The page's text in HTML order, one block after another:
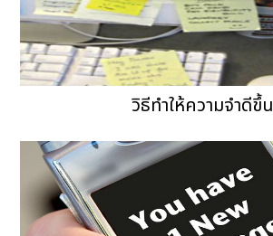
วิธีทำให้ความจำดีขึ้น